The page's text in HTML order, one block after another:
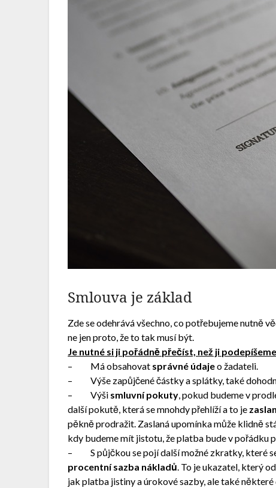
Smlouva je základ
Zde se odehrává všechno, co potřebujeme nutně
ne jen proto, že to tak musí být.
Je nutné si ji pořádně přečíst, než ji
– Má obsahovat správné údajeo žadateli.
– Výše zapůjčené částky a splátky, také
– Výši smluvní pokuty, pokud budeme v
další pokutě, která se mnohdy přehlíží a to je
pěkně prodražit. Zaslaná upomínka může klidně
kdy budeme mít jistotu, že platba bude v pořádku
– S půjčkou se pojí další možné zkratky, které
procentní sazba nákladů. To je ukazatel, který
jak platba jistiny a úrokové sazby, ale také